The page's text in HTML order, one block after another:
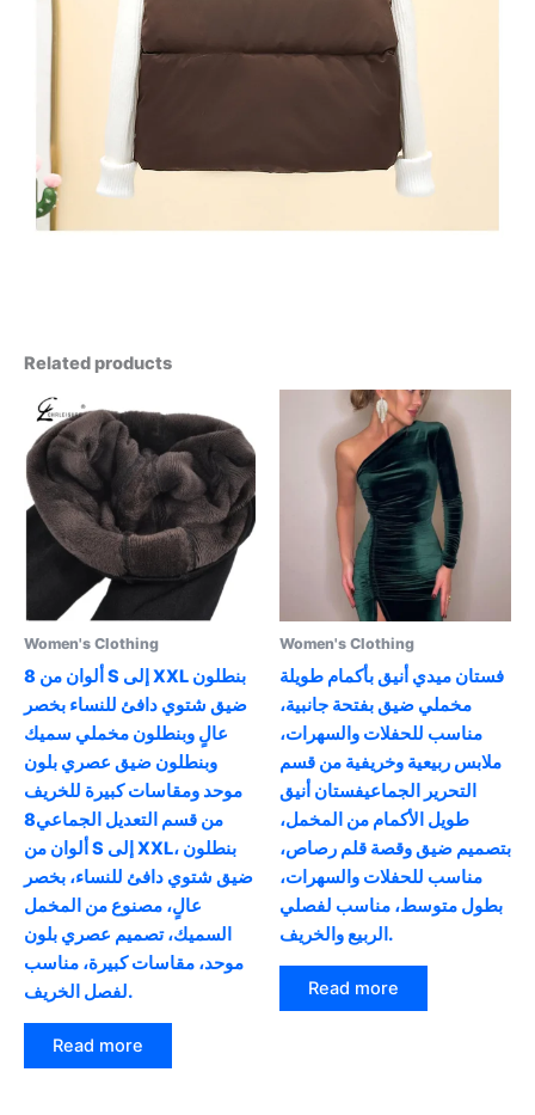
Related products
Women's Clothing
8 ألوان من S إلى XXL بنطلون
ضيق شتوي دافئ للنساء بخصر
عالٍ وبنطلون مخملي سميك
وبنطلون ضيق عصري بلون
موحد ومقاسات كبيرة للخريف
من قسم التعديل الجماعي8
ألوان من S إلى XXL، بنطلون
ضيق شتوي دافئ للنساء، بخصر
عالٍ، مصنوع من المخمل
السميك، تصميم عصري بلون
موحد، مقاسات كبيرة، مناسب
لفصل الخريف.
Read more
Women's Clothing
فستان ميدي أنيق بأكمام طويلة
مخملي ضيق بفتحة جانبية،
مناسب للحفلات والسهرات،
ملابس ربيعية وخريفية من قسم
التحرير الجماعيفستان أنيق
طويل الأكمام من المخمل،
بتصميم ضيق وقصة قلم رصاص،
مناسب للحفلات والسهرات،
بطول متوسط، مناسب لفصلي
الربيع والخريف.
Read more